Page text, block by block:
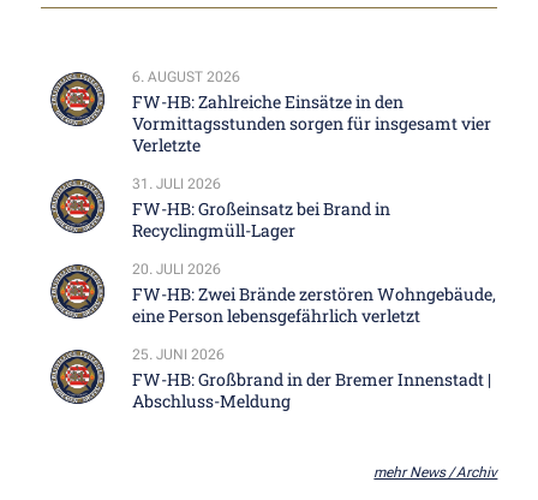
6. AUGUST 2026
FW-HB: Zahlreiche Einsätze in den
Vormittagsstunden sorgen für insgesamt vier
Verletzte
31. JULI 2026
FW-HB: Großeinsatz bei Brand in
Recyclingmüll-Lager
20. JULI 2026
FW-HB: Zwei Brände zerstören Wohngebäude,
eine Person lebensgefährlich verletzt
25. JUNI 2026
FW-HB: Großbrand in der Bremer Innenstadt |
Abschluss-Meldung
mehr News / Archiv